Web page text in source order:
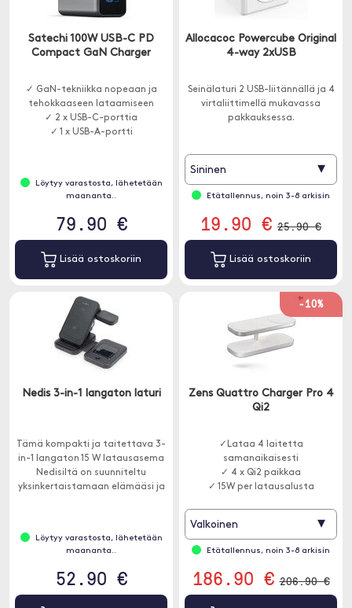
Satechi 100W USB-C PD
Compact GaN Charger
✓ GaN-tekniikka nopeaan ja
tehokkaaseen lataamiseen
✓ 2 x USB-C-porttia
✓ 1 x USB-A-portti
Löytyy varastosta, lähetetään
maananta..
79.90 €
Lisää ostoskoriin
Allocacoc Powercube Original
4-way 2xUSB
Seinälaturi 2 USB-liitännällä ja 4
virtaliittimellä mukavassa
pakkauksessa.
Sininen ▾
Etätallennus, noin 3-8 arkisin
19.90 € 25.90 €
Lisää ostoskoriin
Nedis 3-in-1 langaton laturi
Tämä kompakti ja taitettava 3-
in-1 langaton 15 W latausasema
Nedisiltä on suunniteltu
yksinkertaistamaan elämääsi ja
Löytyy varastosta, lähetetään
maananta..
52.90 €
-10%
Zens Quattro Charger Pro 4
Qi2
✓Lataa 4 laitetta
samanaikaisesti
✓ 4 x Qi2 paikkaa
✓ 15W per latausalusta
Valkoinen ▾
Etätallennus, noin 3-8 arkisin
186.90 € 206.90 €